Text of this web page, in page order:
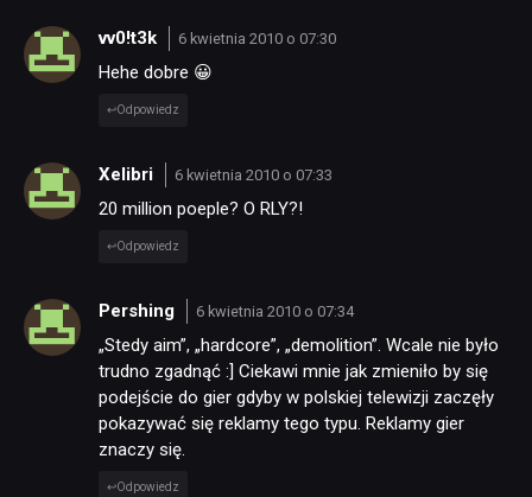
vv0!t3k 6 kwietnia 2010 o 07:30
Hehe dobre 😀
Odpowiedz
Xelibri 6 kwietnia 2010 o 07:33
20 million poeple? O RLY?!
Odpowiedz
Pershing 6 kwietnia 2010 o 07:34
„Stedy aim”, „hardcore”, „demolition”. Wcale nie było
trudno zgadnąć :] Ciekawi mnie jak zmieniło by się
podejście do gier gdyby w polskiej telewizji zaczęły
pokazywać się reklamy tego typu. Reklamy gier
znaczy się.
Odpowiedz